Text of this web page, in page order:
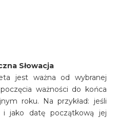
Słowacja
jest ważna od wybranej
ważności do końca
roku. Na przykład: jeśli
i jako datę początkową jej